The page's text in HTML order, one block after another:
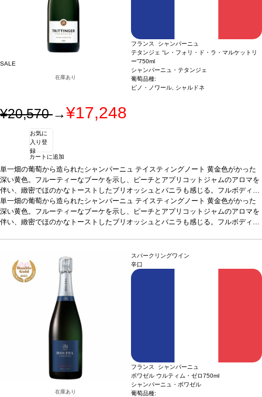
SALE
在庫あり
フランス シャンパーニュ
テタンジェ “レ・フォリ・ド・ラ・マルケットリ
ー”750ml
シャンパーニュ・テタンジェ
葡萄品種:
ピノ・ノワール, シャルドネ
¥20,570→¥17,248
お気に
入り登
録
カートに追加
単一畑の葡萄から造られたシャンパーニュ テイスティングノート 黄金色がかった
深い黄色。フルーティーなブーケを示し、ピーチとアプリコットジャムのアロマを
伴い、緻密でほのかなトーストしたブリオッシュとバニラも感じる。フルボディ、
滑らかでフルーティーな味わいは、ピーチの風味が支配している。軽やかな木の含
みを持つ、特徴的で表情豊かな後味が続く。合う料理しっかりとした料理、ロー
ストした肉、ソースで調理した魚料理、ほのかにスパイシーな料理と好相性。美食
単一畑の葡萄から造られたシャンパーニュ テイスティングノート 黄金色がかった
深い黄色。フルーティーなブーケを示し、ピーチとアプリコットジャムのアロマを
伴い、緻密でほのかなトーストしたブリオッシュとバニラも感じる。フルボディ、
ストした肉、ソースで調理した魚料理、ほのかにスパイシーな料理と好相性。美食
家のためのテロワールとワイン。
葡萄品種45% シャルドネ、55% ピノ・ノワー
ル どちらもフォリ・ヴィニャードの厳選された葡萄のみを使用
在庫あり
スパークリングワイン
辛口
フランス シャンパーニュ
ボワゼル ウルティム・ゼロ750ml
シャンパーニュ・ボワゼル
葡萄品種: